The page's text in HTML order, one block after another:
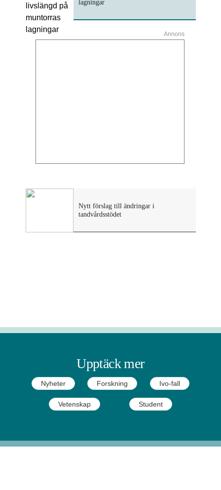
lagningar
Nytt förslag till ändringar i
tandvårdsstödet
Upptäck mer
Nyheter Forskning Ivo-fall
Vetenskap Student
Annons